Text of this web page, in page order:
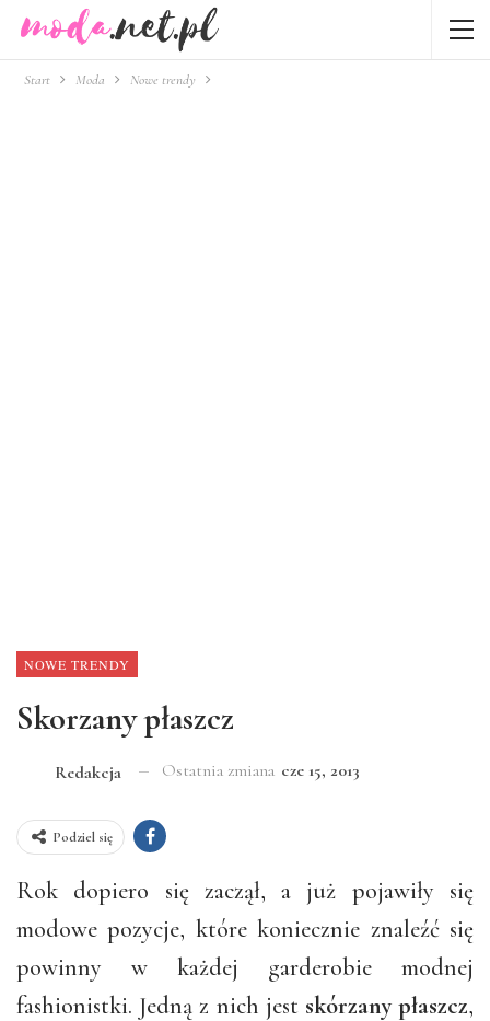
Start Moda Nowe trendy
NOWE TRENDY
Skorzany płaszcz
Redakcja Ostatnia zmiana cze 15, 2013
Podziel się
Rok dopiero się zaczął, a już pojawiły się
modowe pozycje, które koniecznie znaleźć się
powinny w każdej garderobie modnej
fashionistki. Jedną z nich jest skórzany płaszcz,